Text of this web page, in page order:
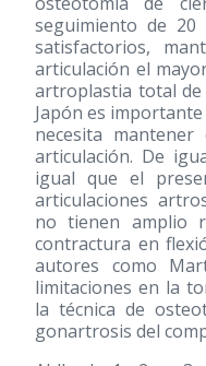
seguimiento de 20
satisfactorios,
articulación el
artroplastia total
Japón es
necesita
articulación. De
igual que el
articulaciones
no tienen amplio
contractura en
autores como
limitaciones en la
la técnica de
gonartrosis del